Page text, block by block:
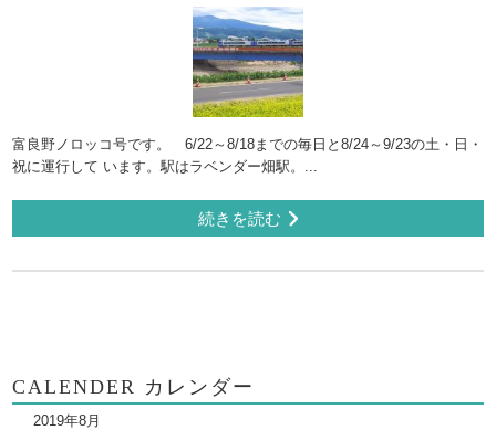
富良野ノロッコ号です。 6/22～8/18までの毎日と8/24～9/23の土・日・
祝に運行して います。駅はラベンダー畑駅。...
続きを読む
CALENDER カレンダー
2019年8月